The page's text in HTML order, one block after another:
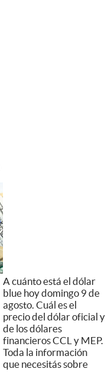
A cuánto está el dólar
blue hoy domingo 9 de
agosto. Cuál es el
precio del dólar oficial y
de los dólares
financieros CCL y MEP.
Toda la información
que necesitás sobre